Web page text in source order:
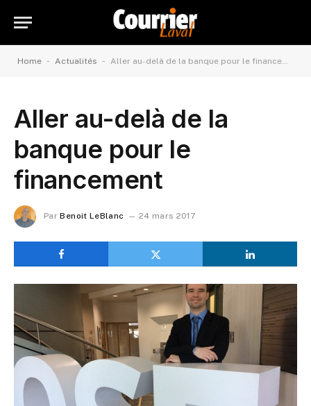
Home - Actualités - Aller au-delà de la banque pour le financement
Aller au-delà de la
banque pour le
financement
Par Benoit LeBlanc 24 mars 2017